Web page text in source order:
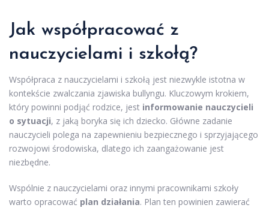
Jak współpracować z
nauczycielami i szkołą?
Współpraca z nauczycielami i szkołą jest niezwykle istotna w
kontekście zwalczania zjawiska bullyngu. Kluczowym krokiem,
który powinni podjąć rodzice, jest informowanie nauczycieli
o sytuacji, z jaką boryka się ich dziecko. Główne zadanie
nauczycieli polega na zapewnieniu bezpiecznego i sprzyjającego
rozwojowi środowiska, dlatego ich zaangażowanie jest
niezbędne.
Wspólnie z nauczycielami oraz innymi pracownikami szkoły
warto opracować plan działania. Plan ten powinien zawierać